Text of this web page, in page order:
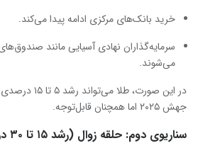
خرید بانک‌های مرکزی ادامه پیدا می‌کند.
سرمایه‌گذاران نهادی آسیایی مانند
می‌شوند.
در این صورت،
جهش ۲۰۲۵ اما همچنان قابل‌توجه.
سناریوی دوم: حلقه زوال (رشد ۱۵ تا ۳۰ درصدی طلا)